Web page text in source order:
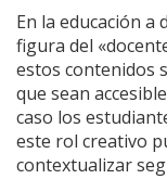
En la educación a
figura del
estos contenidos
que sean
caso los
este rol creativo
contextualizar